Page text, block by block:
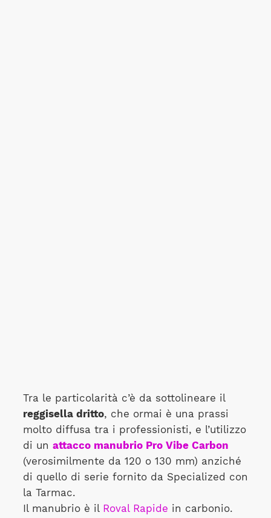
Tra le particolarità c’è da sottolineare il
reggisella dritto, che ormai è una prassi
molto diffusa tra i professionisti, e l’utilizzo
di un attacco manubrio Pro Vibe Carbon
(verosimilmente da 120 o 130 mm) anziché
di quello di serie fornito da Specialized con
la Tarmac.
Il manubrio è il Roval Rapide in carbonio.